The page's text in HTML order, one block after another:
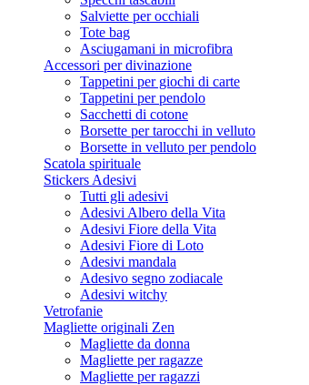
Salviette per occhiali
Tote bag
Asciugamani in microfibra
Accessori per divinazione
Tappetini per giochi di carte
Tappetini per pendolo
Sacchetti di cotone
Borsette per tarocchi in velluto
Borsette in velluto per pendolo
Scatola spirituale
Stickers Adesivi
Tutti gli adesivi
Adesivi Albero della Vita
Adesivi Fiore della Vita
Adesivi Fiore di Loto
Adesivi mandala
Adesivo segno zodiacale
Adesivi witchy
Vetrofanie
Magliette originali Zen
Magliette da donna
Magliette per ragazze
Magliette per ragazzi